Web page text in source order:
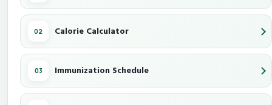
Calorie Calculator
Immunization Schedule